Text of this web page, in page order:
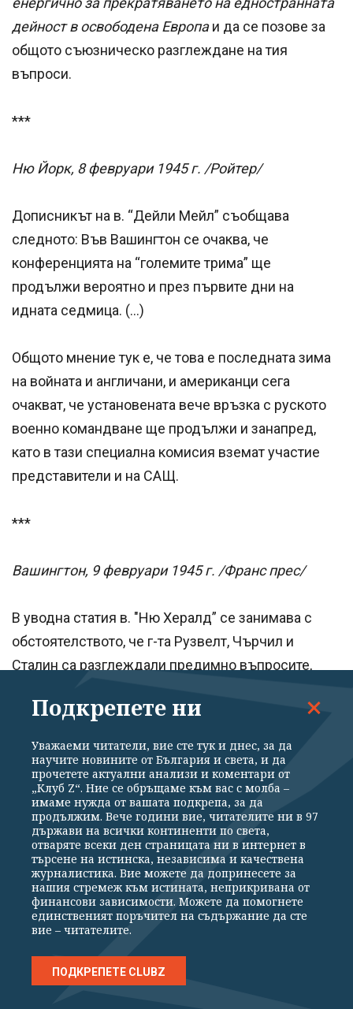
дейност в освободена Европаи да се позове за
общото съюзническо разглеждане на тия
въпроси.
***
Ню Йорк, 8 февруари 1945 г. /Ройтер/
Дописникът на в. “Дейли Мейл” съобщава
следното: Във Вашингтон се очаква, че
конференцията на “големите трима” ще
продължи вероятно и през първите дни на
идната седмица. (…)
Общото мнение тук е, че това е последната зима
на войната и англичани, и американци сега
очакват, че установената вече връзка с руското
военно командване ще продължи и занапред,
като в тази специална комисия вземат участие
представители и на САЩ.
***
Вашингтон, 9 февруари 1945 г. /Франс прес/
В уводна статия в. "Ню Хералд” се занимава с
обстоятелството, че г-та Рузвелт, Чърчил и
Сталин са разглеждали предимно въпросите,
политиката, която ще се следва спрямо
един международен ред. Вестникът се надява,
че резултатите, които ще се постигнат, ще бъдат
същевременно и окончателни и напълно
известни на целия свят. Последното си остава
все пак само една надежда.
Вестникът добавя, че“г-н Рузвелт никога не е
държал Съединените щати в течение на тайните
бихме могли добре да го подпомогнем. Рузвелт
Подкрепете ни
Уважаеми читатели, вие сте тук и днес, за да
научите новините от България и света, и да
прочетете актуални анализи и коментари от
„Клуб Z“. Ние се обръщаме към вас с молба –
имаме нужда от вашата подкрепа, за да
продължим. Вече години вие, читателите ни в 97
държави на всички континенти по света,
отваряте всеки ден страницата ни в интернет в
търсене на истинска, независима и качествена
журналистика. Вие можете да допринесете за
нашия стремеж към истината, неприкривана от
финансови зависимости. Можете да помогнете
единственият поръчител на съдържание да сте
вие – читателите.
ПОДКРЕПЕТЕ CLUBZ